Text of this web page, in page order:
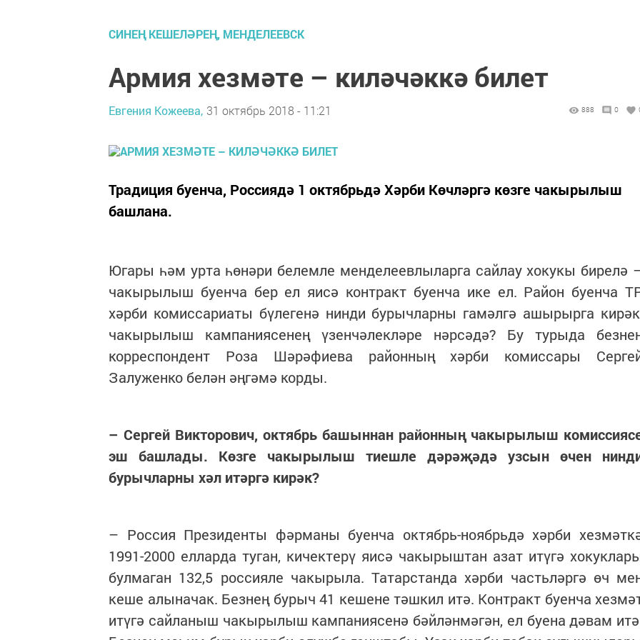
СИНЕҢ КЕШЕЛӘРЕҢ, МЕНДЕЛЕЕВСК
Армия хезмәте – киләчәккә билет
Евгения Кожеева, 31 октябрь 2018 - 11:21 888 0
Традиция буенча, Россиядә 1 октябрьдә Хәрби Көчләргә көзге чакырылыш
башлана.
Югары һәм урта һөнәри белемле менделеевлыларга сайлау хокукы бирелә
чакырылыш буенча бер ел яисә контракт буенча ике ел. Район буенча
хәрби комиссариаты бүлегенә нинди бурычларны гамәлгә ашырырга
чакырылыш кампаниясенең үзенчәлекләре нәрсәдә? Бу турыда
корреспондент Роза Шәрәфиева районның хәрби комиссары
Залуженко белән әңгәмә корды.
– Сергей Викторович, октябрь башыннан районның чакырылыш
эш башлады. Көзге чакырылыш тиешле дәрәҗәдә узсын өчен
бурычларны хәл итәргә кирәк?
– Россия Президенты фәрманы буенча октябрь-ноябрьдә хәрби
1991-2000 елларда туган, кичектерү яисә чакырыштан азат итүгә
булмаган 132,5 россияле чакырыла. Татарстанда хәрби частьләргә өч
кеше алыначак. Безнең бурыч 41 кешене тәшкил итә. Контракт буенча
итүгә сайланыш чакырылыш кампаниясенә бәйләнмәгән, ел буена дәвам